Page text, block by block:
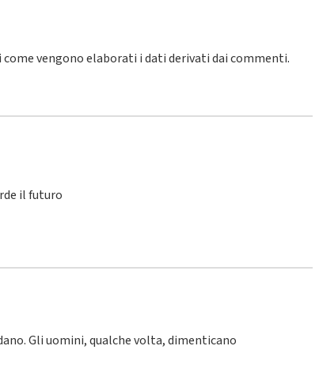
come vengono elaborati i dati derivati dai commenti.
il futuro
Gli uomini, qualche volta, dimenticano